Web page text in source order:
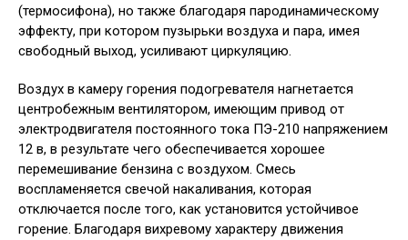
(термосифона), но также благодаря пародинамическому
эффекту, при котором пузырьки воздуха и пара, имея
свободный выход, усиливают циркуляцию.
Воздух в камеру горения подогревателя нагнетается
центробежным вентилятором, имеющим привод от
электродвигателя постоянного тока ПЭ-210 напряжением
12 в, в результате чего обеспечивается хорошее
перемешивание бензина с воздухом. Смесь
воспламеняется свечой накаливания, которая
отключается после того, как установится устойчивое
горение. Благодаря вихревому характеру движения